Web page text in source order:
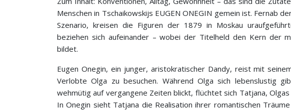
Menschen in Tschaikowskijs EUGEN ONEGIN gemein ist. Fernab
Szenario, kreisen die Figuren der 1879 in Moskau
beziehen sich aufeinander – wobei der Titelheld den Kern der
bildet.
Eugen Onegin, ein junger, aristokratischer Dandy, reist mit
Verlobte Olga zu besuchen. Während Olga sich lebenslustig
wehmütig auf vergangene Zeiten blickt, flüchtet sich Tatjana,
In Onegin sieht Tatjana die Realisation ihrer romantischen